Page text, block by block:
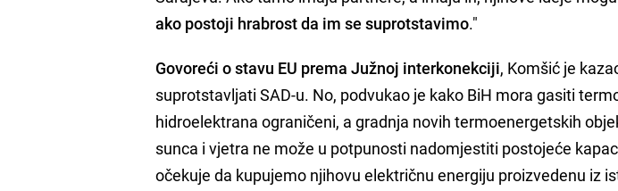
ako postoji hrabrost da im se suprotstavimo."
Govoreći o stavu EU prema Južnoj interkonekciji, Komšić je
suprotstavljati SAD-u. No, podvukao je kako BiH mora gasiti
hidroelektrana ograničeni, a gradnja novih termoenergetskih
sunca i vjetra ne može u potpunosti nadomjestiti postojeće
očekuje da kupujemo njihovu električnu energiju proizvedenu iz